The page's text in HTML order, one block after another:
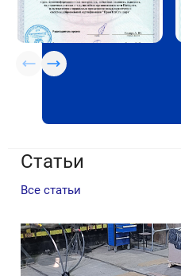
Статьи
Все статьи